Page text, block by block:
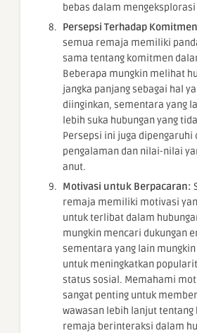
bebas dalam mengeksplorasi
Persepsi Terhadap
semua remaja memiliki
sama tentang komitmen
Beberapa mungkin melihat
jangka panjang sebagai hal
diinginkan, sementara yang
lebih suka hubungan yang
Persepsi ini juga dipengaruhi
pengalaman dan nilai-nilai
anut.
Motivasi untuk Berpacaran:
remaja memiliki motivasi
untuk terlibat dalam
mungkin mencari dukungan
sementara yang lain
untuk meningkatkan
status sosial. Memahami
sangat penting untuk
wawasan lebih lanjut tentang
remaja berinteraksi dalam